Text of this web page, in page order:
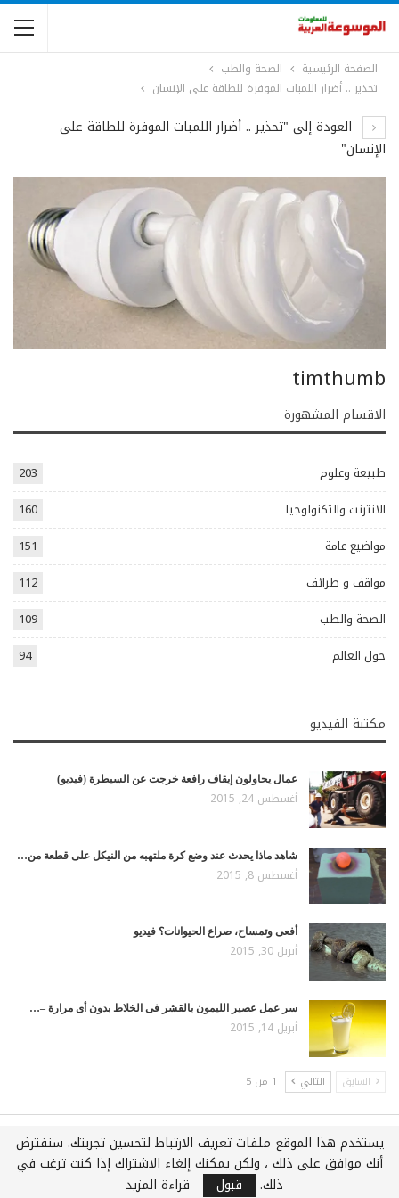
الصفحة الرئيسية
الصحة والطب
تحذير .. أضرار اللمبات الموفرة للطاقة على الإنسان
العودة إلى "تحذير .. أضرار اللمبات الموفرة للطاقة على
الإنسان"
timthumb
الاقسام المشهورة
طبيعة وعلوم
203
الانترنت والتكنولوجيا
160
مواضيع عامة
151
مواقف و طرائف
112
الصحة والطب
109
حول العالم
94
مكتبة الفيديو
عمال يحاولون إيقاف رافعة خرجت عن السيطرة (فيديو)
أغسطس 24, 2015
شاهد ماذا يحدث عند وضع كرة ملتهبه من النيكل على قطعة من…
أغسطس 8, 2015
أفعى وتمساح، صراع الحيوانات؟ فيديو
أبريل 30, 2015
سر عمل عصير الليمون بالقشر فى الخلاط بدون أى مرارة –…
أبريل 14, 2015
السابق التالي 1 من 5
جميع الحقوق محفوظة لـويكي عربي © 2021
استضافة وتطوير :شركة اي سفن لخدمات الويب المتكاملة
يستخدم هذا الموقع ملفات تعريف الارتباط لتحسين تجربتك. سنفترض
أنك موافق على ذلك ، ولكن يمكنك إلغاء الاشتراك إذا كنت ترغب في
ذلك.
قبول قراءة المزيد